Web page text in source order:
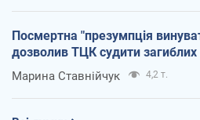
Посмертна "презумпція
дозволив ТЦК судити загиблих
Марина Ставнійчук 4,2 т.